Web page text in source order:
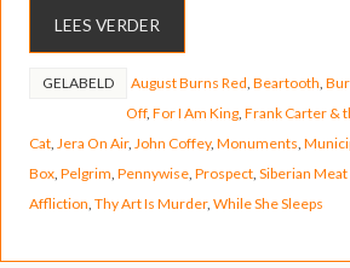
LEES VERDER
GELABELD August Burns Red Beartooth
Off, For I Am King, Frank Carter &
Cat, Jera On Air, John Coffey, Monuments
Box, Pelgrim Pennywise, Prospect, Siberian
Affliction Thy Art Is Murder, While She Sleeps